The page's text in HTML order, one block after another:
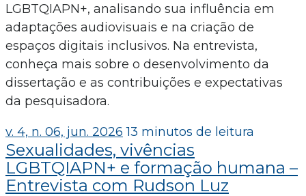
LGBTQIAPN+, analisando sua influência em
adaptações audiovisuais e na criação de
espaços digitais inclusivos. Na entrevista,
conheça mais sobre o desenvolvimento da
dissertação e as contribuições e expectativas
da pesquisadora.
v. 4, n. 06, jun. 2026 13 minutos de leitura
Sexualidades, vivências
LGBTQIAPN+ e formação humana –
Entrevista com Rudson Luz